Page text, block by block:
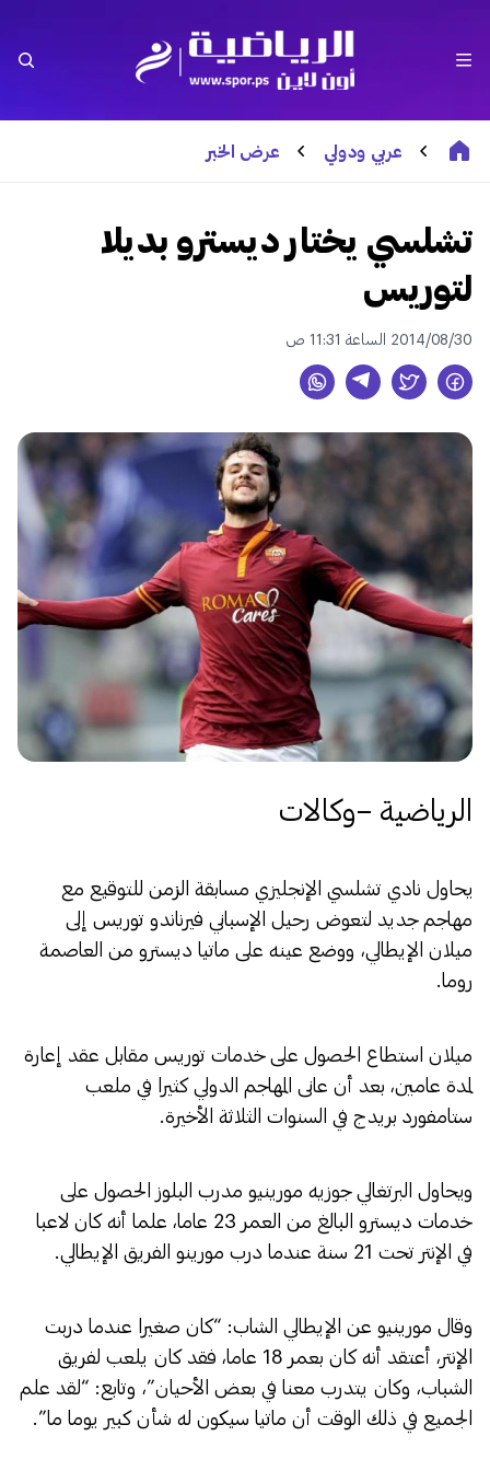
عربي ودولي عرض الخبر
تشلسي يختار ديسترو بديلا
لتوريس
2014/08/30 الساعة 11:31 ص
الرياضية –وكالات
يحاول نادي تشلسي الإنجليزي مسابقة الزمن للتوقيع مع
مهاجم جديد لتعوض رحيل الإسباني فيرناندو توريس إلى
ميلان الإيطالي، ووضع عينه على ماتيا ديسترو من العاصمة
روما.
ميلان استطاع الحصول على خدمات توريس مقابل عقد إعارة
لمدة عامين، بعد أن عانى المهاجم الدولي كثيرا في ملعب
ستامفورد بريدج في السنوات الثلاثة الأخيرة.
ويحاول البرتغالي جوزيه مورينيو مدرب البلوز الحصول على
خدمات ديسترو البالغ من العمر 23 عاما، علما أنه كان لاعبا
في الإنتر تحت 21 سنة عندما درب مورينو الفريق الإيطالي.
وقال مورينيو عن الإيطالي الشاب: “كان صغيرا عندما دربت
الإنتر، أعتقد أنه كان بعمر 18 عاما، فقد كان يلعب لفريق
الشباب، وكان يتدرب معنا في بعض الأحيان”، وتابع: “لقد علم
الجميع في ذلك الوقت أن ماتيا سيكون له شأن كبير يوما ما”.